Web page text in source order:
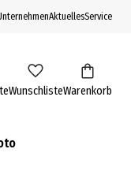
AktuellesService
WunschlisteWarenkorb